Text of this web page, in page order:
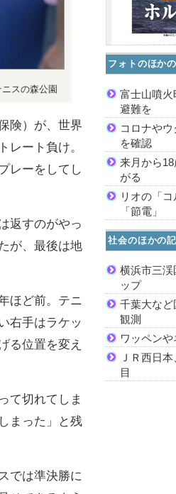
スの森公園
険）が、世界
レート負け。
レーをしてし
返すのがやっ
が、最後は地
ほど前。テニ
右手はラケッ
る位置を変え
て切れてしま
まった」と残
では準決勝に
フォトのほか
富士山噴
避難を
コロナや
を確認
来月から
がる
リオの「
「節電」
社会のほかの
横浜市三
ップ
千葉大な
観測
ワッペン
ＪＲ西日
目